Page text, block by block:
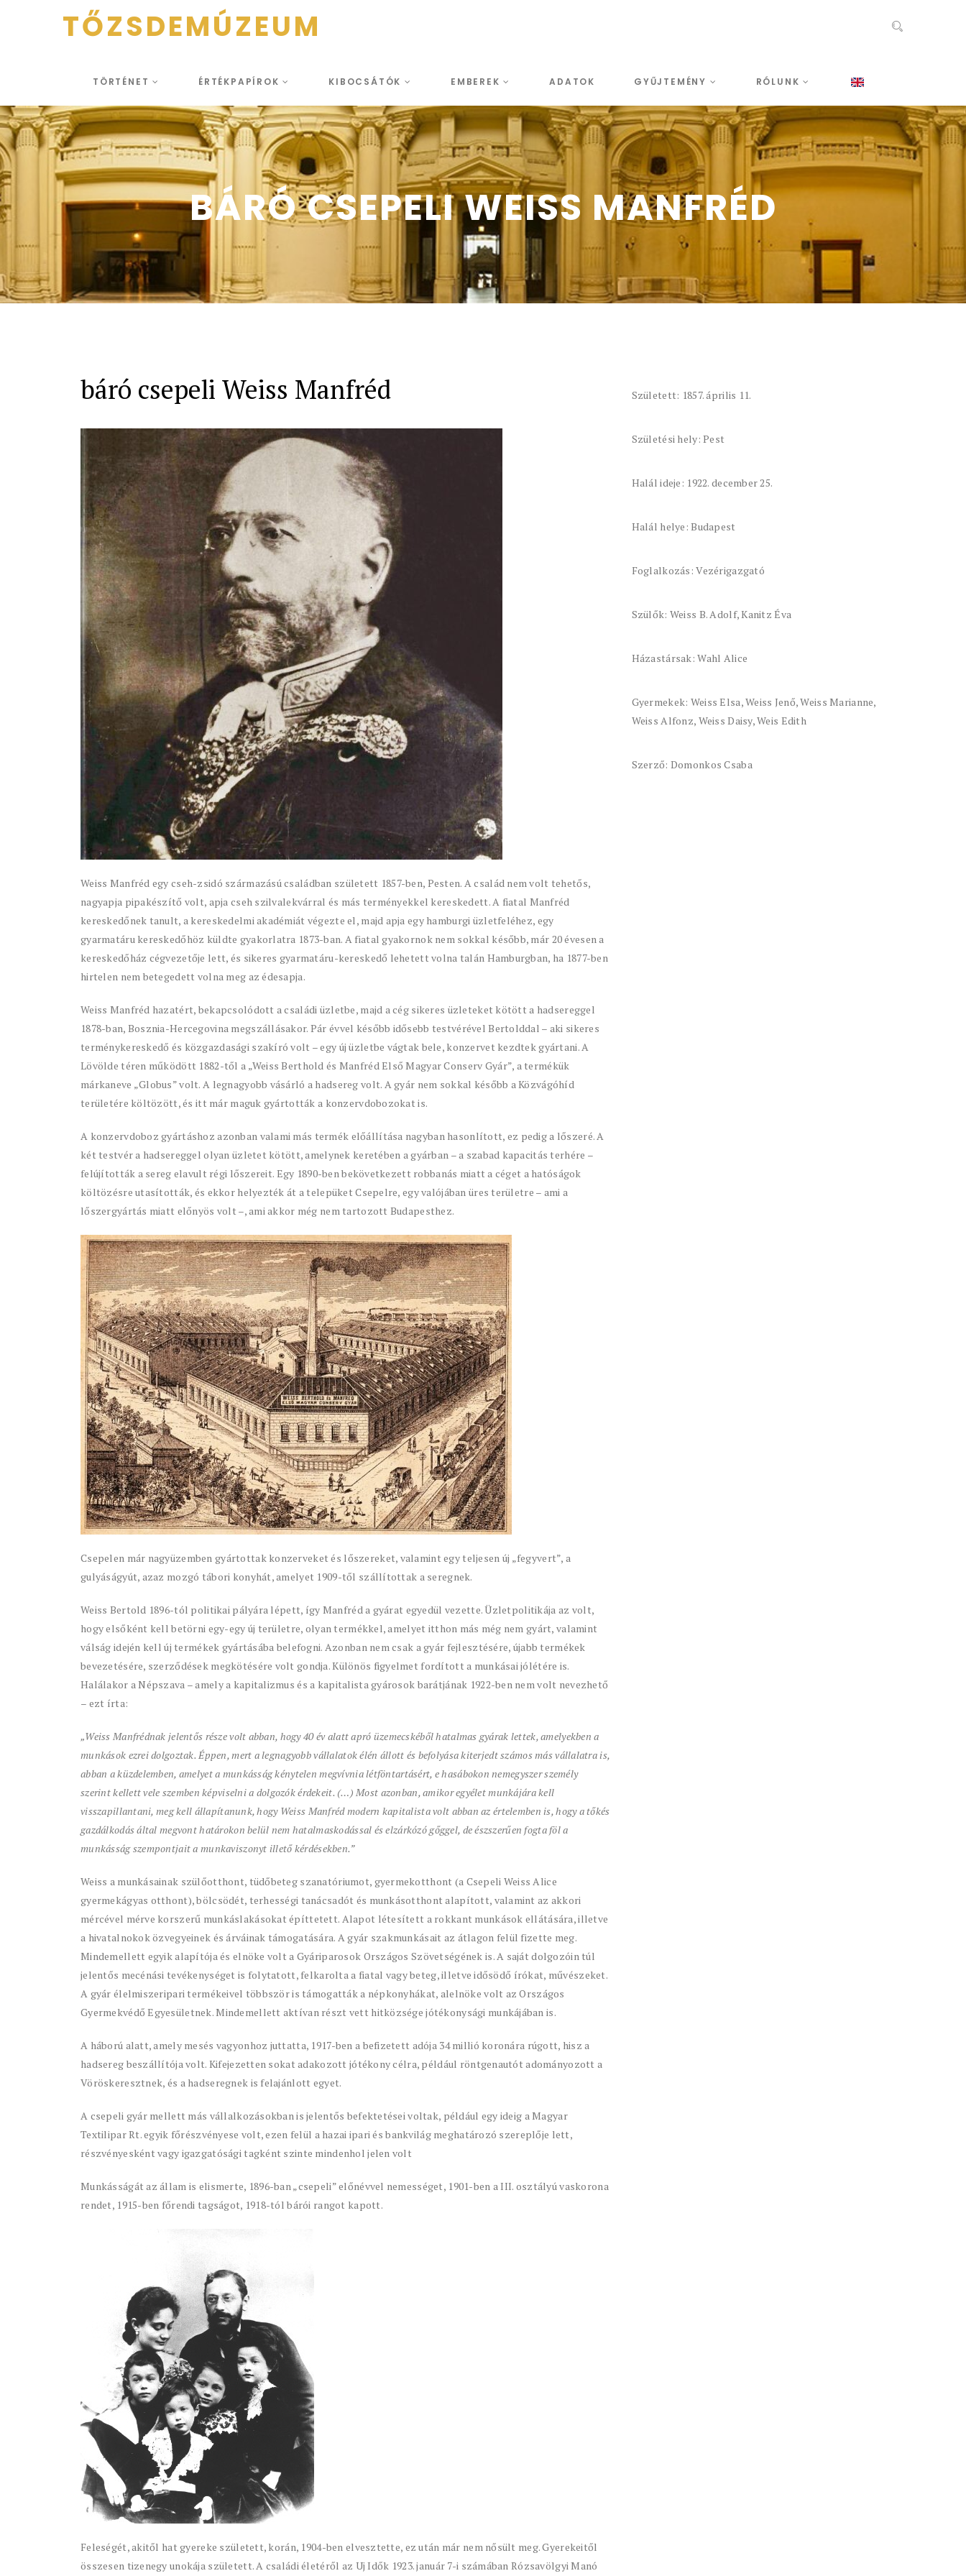
TŐZSDEMÚZEUM
TÖRTÉNET ÉRTÉKPAPÍROK KIBOCSÁTÓK EMBEREK ADATOK GYŰJTEMÉNY RÓLUNK
BÁRÓ CSEPELI WEISS MANFRÉD
báró csepeli Weiss Manfréd
Weiss Manfréd egy cseh-zsidó származású családban született 1857-ben, Pesten. A család nem volt tehetős,
nagyapja pipakészítő volt, apja cseh szilvalekvárral és más terményekkel kereskedett. A fiatal Manfréd
kereskedőnek tanult, a kereskedelmi akadémiát végezte el, majd apja egy hamburgi üzletfeléhez, egy
gyarmatáru kereskedőhöz küldte gyakorlatra 1873-ban. A fiatal gyakornok nem sokkal később, már 20 évesen a
kereskedőház cégvezetője lett, és sikeres gyarmatáru-kereskedő lehetett volna talán Hamburgban, ha 1877-ben
hirtelen nem betegedett volna meg az édesapja.
Weiss Manfréd hazatért, bekapcsolódott a családi üzletbe, majd a cég sikeres üzleteket kötött a hadsereggel
1878-ban, Bosznia-Hercegovina megszállásakor. Pár évvel később idősebb testvérével Bertolddal – aki sikeres
terménykereskedő és közgazdasági szakíró volt – egy új üzletbe vágtak bele, konzervet kezdtek gyártani. A
Lövölde téren működött 1882-től a „Weiss Berthold és Manfréd Első Magyar Conserv Gyár”, a termékük
márkaneve „Globus” volt. A legnagyobb vásárló a hadsereg volt. A gyár nem sokkal később a Közvágóhíd
területére költözött, és itt már maguk gyártották a konzervdobozokat is.
A konzervdoboz gyártáshoz azonban valami más termék előállítása nagyban hasonlított, ez pedig a lőszeré. A
két testvér a hadsereggel olyan üzletet kötött, amelynek keretében a gyárban – a szabad kapacitás terhére –
felújították a sereg elavult régi lőszereit. Egy 1890-ben bekövetkezett robbanás miatt a céget a hatóságok
költözésre utasították, és ekkor helyezték át a telepüket Csepelre, egy valójában üres területre – ami a
lőszergyártás miatt előnyös volt –, ami akkor még nem tartozott Budapesthez.
Csepelen már nagyüzemben gyártottak konzerveket és lőszereket, valamint egy teljesen új „fegyvert”, a
gulyáságyút, azaz mozgó tábori konyhát, amelyet 1909-től szállítottak a seregnek.
Weiss Bertold 1896-tól politikai pályára lépett, így Manfréd a gyárat egyedül vezette. Üzletpolitikája az volt,
hogy elsőként kell betörni egy-egy új területre, olyan termékkel, amelyet itthon más még nem gyárt, valamint
válság idején kell új termékek gyártásába belefogni. Azonban nem csak a gyár fejlesztésére, újabb termékek
bevezetésére, szerződések megkötésére volt gondja. Különös figyelmet fordított a munkásai jólétére is.
Halálakor a Népszava – amely a kapitalizmus és a kapitalista gyárosok barátjának 1922-ben nem volt nevezhető
– ezt írta:
„Weiss Manfrédnak jelentős része volt abban, hogy 40 év alatt apró üzemecskéből hatalmas gyárak lettek, amelyekben a
munkások ezrei dolgoztak. Éppen, mert a legnagyobb vállalatok élén állott és befolyása kiterjedt számos más vállalatra is,
abban a küzdelemben, amelyet a munkásság kénytelen megvívnia létföntartásért, e hasábokon nemegyszer személy
szerint kellett vele szemben képviselni a dolgozók érdekeit. (…) Most azonban, amikor egyélet munkájára kell
visszapillantani, meg kell állapítanunk, hogy Weiss Manfréd modern kapitalista volt abban az értelemben is, hogy a tőkés
gazdálkodás által megvont határokon belül nem hatalmaskodással és elzárkózó gőggel, de észszerűen fogta föl a
munkásság szempontjait a munkaviszonyt illető kérdésekben.”
Weiss a munkásainak szülőotthont, tüdőbeteg szanatóriumot, gyermekotthont (a Csepeli Weiss Alice
gyermekágyas otthont), bölcsödét, terhességi tanácsadót és munkásotthont alapított, valamint az akkori
mércével mérve korszerű munkáslakásokat építtetett. Alapot létesített a rokkant munkások ellátására, illetve
a hivatalnokok özvegyeinek és árváinak támogatására. A gyár szakmunkásait az átlagon felül fizette meg.
Mindemellett egyik alapítója és elnöke volt a Gyáriparosok Országos Szövetségének is. A saját dolgozóin túl
jelentős mecénási tevékenységet is folytatott, felkarolta a fiatal vagy beteg, illetve idősödő írókat, művészeket.
A gyár élelmiszeripari termékeivel többször is támogatták a népkonyhákat, alelnöke volt az Országos
Gyermekvédő Egyesületnek. Mindemellett aktívan részt vett hitközsége jótékonysági munkájában is.
A háború alatt, amely mesés vagyonhoz juttatta, 1917-ben a befizetett adója 34 millió koronára rúgott, hisz a
hadsereg beszállítója volt. Kifejezetten sokat adakozott jótékony célra, például röntgenautót adományozott a
Vöröskeresztnek, és a hadseregnek is felajánlott egyet.
A csepeli gyár mellett más vállalkozásokban is jelentős befektetései voltak, például egy ideig a Magyar
Textilipar Rt. egyik főrészvényese volt, ezen felül a hazai ipari és bankvilág meghatározó szereplője lett,
részvényesként vagy igazgatósági tagként szinte mindenhol jelen volt
Munkásságát az állam is elismerte, 1896-ban „csepeli” előnévvel nemességet, 1901-ben a III. osztályú vaskorona
rendet, 1915-ben főrendi tagságot, 1918-tól bárói rangot kapott.
Feleségét, akitől hat gyereke született, korán, 1904-ben elvesztette, ez után már nem nősült meg. Gyerekeitől
összesen tizenegy unokája született. A családi életéről az Uj Idők 1923. január 7-i számában Rózsavölgyi Manó
Született: 1857. április 11.
Születési hely: Pest
Halál ideje: 1922. december 25.
Halál helye: Budapest
Foglalkozás: Vezérigazgató
Szülők: Weiss B. Adolf, Kanitz Éva
Házastársak: Wahl Alice
Gyermekek: Weiss Elsa, Weiss Jenő, Weiss Marianne,
Weiss Alfonz, Weiss Daisy, Weis Edith
Szerző: Domonkos Csaba